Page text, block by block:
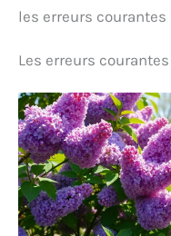
les erreurs courantes
Les erreurs